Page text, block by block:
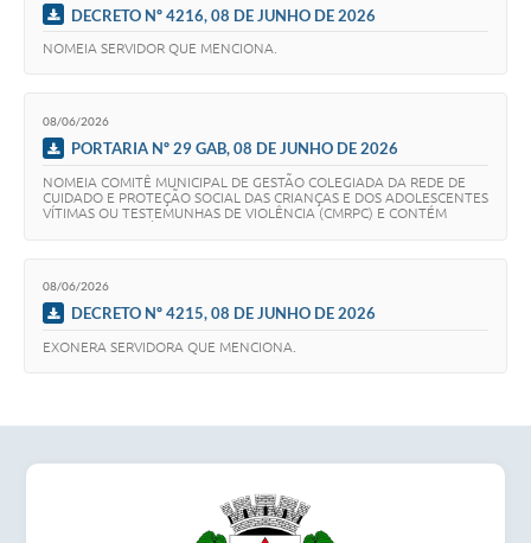
DECRETO Nº 4216, 08 DE JUNHO DE 2026
NOMEIA SERVIDOR QUE MENCIONA.
08/06/2026
PORTARIA Nº 29 GAB, 08 DE JUNHO DE 2026
NOMEIA COMITÊ MUNICIPAL DE GESTÃO COLEGIADA DA REDE DE
CUIDADO E PROTEÇÃO SOCIAL DAS CRIANÇAS E DOS ADOLESCENTES
VÍTIMAS OU TESTEMUNHAS DE VIOLÊNCIA (CMRPC) E CONTÉM
08/06/2026
DECRETO Nº 4215, 08 DE JUNHO DE 2026
EXONERA SERVIDORA QUE MENCIONA.